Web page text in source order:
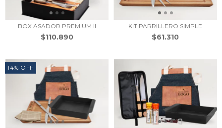
BOX ASADOR PREMIUM II
$110.890
KIT PARRILLERO SIMPLE
$61.310
14% OFF